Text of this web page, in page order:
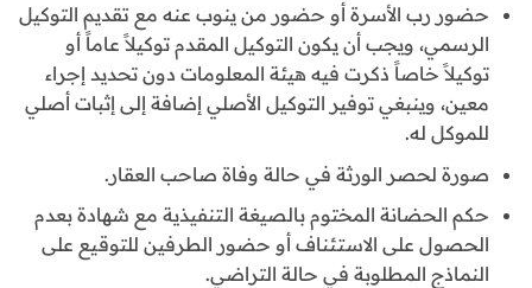
حضور رب الأسرة أو حضور من ينوب عنه مع تقديم التوكيل
الرسمي، ويجب أن يكون التوكيل المقدم توكيلاً عاماً أو
توكيلاً خاصاً ذكرت فيه هيئة المعلومات دون تحديد إجراء
معين، وينبغي توفير التوكيل الأصلي إضافة إلى إثبات أصلي
للموكل له.
صورة لحصر الورثة في حالة وفاة صاحب العقار.
حكم الحضانة المختوم بالصيغة التنفيذية مع شهادة بعدم
الحصول على الاستئناف أو حضور الطرفين للتوقيع على
النماذج المطلوبة في حالة التراضي.